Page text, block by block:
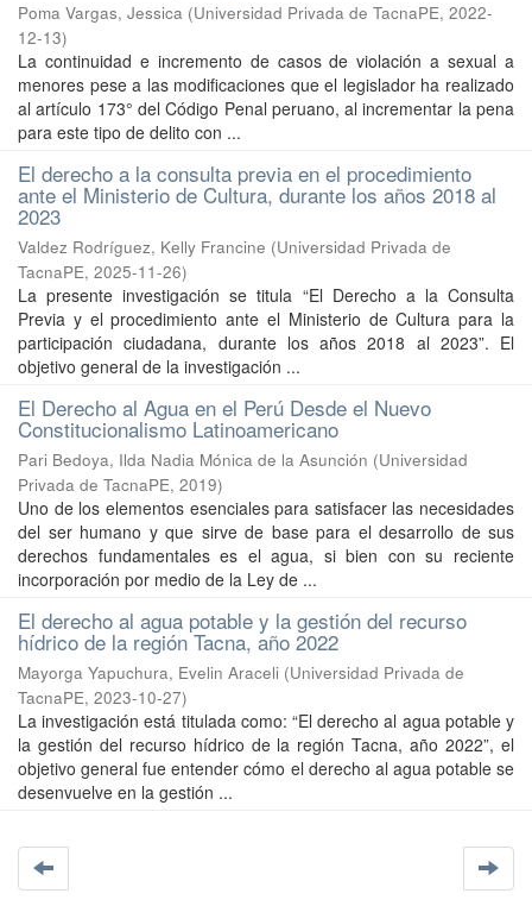
Poma Vargas, Jessica (Universidad Privada de TacnaPE, 2022-
12-13)
La continuidad e incremento de casos de violación a sexual a
menores pese a las modificaciones que el legislador ha realizado
al artículo 173° del Código Penal peruano, al incrementar la pena
para este tipo de delito con ...
El derecho a la consulta previa en el procedimiento
ante el Ministerio de Cultura, durante los años 2018 al
2023
Valdez Rodríguez, Kelly Francine (Universidad Privada de
TacnaPE, 2025-11-26)
La presente investigación se titula “El Derecho a la Consulta
Previa y el procedimiento ante el Ministerio de Cultura para la
participación ciudadana, durante los años 2018 al 2023”. El
objetivo general de la investigación ...
El Derecho al Agua en el Perú Desde el Nuevo
Constitucionalismo Latinoamericano
Pari Bedoya, Ilda Nadia Mónica de la Asunción (Universidad
Privada de TacnaPE, 2019)
Uno de los elementos esenciales para satisfacer las necesidades
del ser humano y que sirve de base para el desarrollo de sus
derechos fundamentales es el agua, si bien con su reciente
incorporación por medio de la Ley de ...
El derecho al agua potable y la gestión del recurso
hídrico de la región Tacna, año 2022
Mayorga Yapuchura, Evelin Araceli (Universidad Privada de
TacnaPE, 2023-10-27)
La investigación está titulada como: “El derecho al agua potable y
la gestión del recurso hídrico de la región Tacna, año 2022”, el
objetivo general fue entender cómo el derecho al agua potable se
desenvuelve en la gestión ...